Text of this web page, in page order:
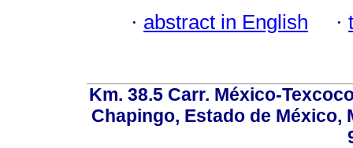
· abstract in English ·
Km. 38.5 Carr. México-
Chapingo, Estado de México,